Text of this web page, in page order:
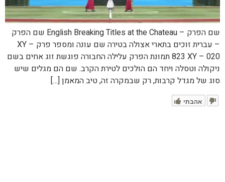
שם הפרק – English Breaking Titles at the Chateau שם הפרק
– עברית זוכים בתארי אצולה בטירה שם עונה ומספר פרק XY –
823 XY – 020 תמונת הפרק עלילה החבורה פוגשת זוג אחים בשם
ניקולה וטסלה ויחד הם הולכים לטירת הקרב. שם הם מגלים שיש
סוג של מגדל קרבות, רק שבמקרה זה, טיב המאמן […]
אהבתי